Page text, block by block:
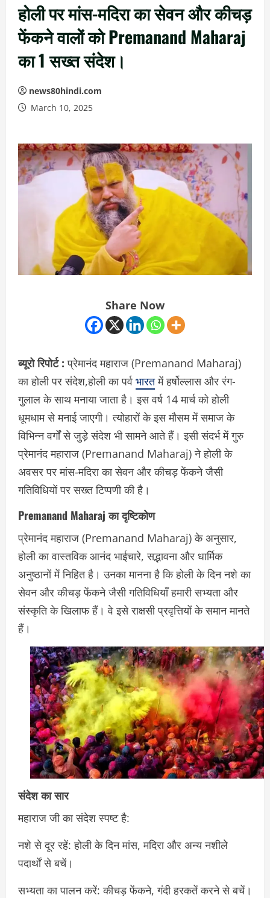
होली पर मांस-मदिरा का सेवन और कीचड़
फेंकने वालों को Premanand Maharaj
का 1 सख्त संदेश।
news80hindi.com
March 10, 2025
Share Now
ब्यूरो रिपोर्ट :प्रेमानंद महाराज (Premanand Maharaj)
का होली पर संदेश,होली का पर्व भारतमें हर्षोल्लास और रंग-
गुलाल के साथ मनाया जाता है। इस वर्ष 14 मार्च को होली
धूमधाम से मनाई जाएगी। त्योहारों के इस मौसम में समाज के
विभिन्न वर्गों से जुड़े संदेश भी सामने आते हैं। इसी संदर्भ में गुरु
प्रेमानंद महाराज (Premanand Maharaj) ने होली के
अवसर पर मांस-मदिरा का सेवन और कीचड़ फेंकने जैसी
गतिविधियों पर सख्त टिप्पणी की है।
Premanand Maharaj का दृष्टिकोण
प्रेमानंद महाराज (Premanand Maharaj) के अनुसार,
होली का वास्तविक आनंद भाईचारे, सद्भावना और धार्मिक
अनुष्ठानों में निहित है। उनका मानना है कि होली के दिन नशे का
सेवन और कीचड़ फेंकने जैसी गतिविधियाँ हमारी सभ्यता और
संस्कृति के खिलाफ हैं। वे इसे राक्षसी प्रवृत्तियों के समान मानते
हैं।
संदेश का सार
महाराज जी का संदेश स्पष्ट है:
नशे से दूर रहें: होली के दिन मांस, मदिरा और अन्य नशीले
पदार्थों से बचें।
सभ्यता का पालन करें: कीचड़ फेंकने, गंदी हरकतें करने से बचें।